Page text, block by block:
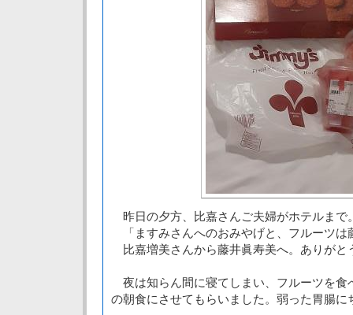
昨日の夕方、比嘉さんご夫婦がホテルまで
「ますみさんへのおみやげと、フルーツは
比嘉増美さんから藤井眞寿美へ。ありがと
夜は知らん間に寝てしまい、フルーツを食
の朝食にさせてもらいました。弱った胃腸に